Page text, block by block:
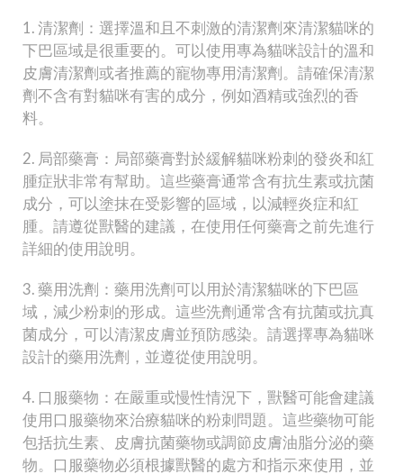
1. 清潔劑：選擇溫和且不刺激的清潔劑來清潔貓咪的
下巴區域是很重要的。可以使用專為貓咪設計的溫和
皮膚清潔劑或者推薦的寵物專用清潔劑。請確保清潔
劑不含有對貓咪有害的成分，例如酒精或強烈的香
料。
2. 局部藥膏：局部藥膏對於緩解貓咪粉刺的發炎和紅
腫症狀非常有幫助。這些藥膏通常含有抗生素或抗菌
成分，可以塗抹在受影響的區域，以減輕炎症和紅
腫。請遵從獸醫的建議，在使用任何藥膏之前先進行
詳細的使用說明。
3. 藥用洗劑：藥用洗劑可以用於清潔貓咪的下巴區
域，減少粉刺的形成。這些洗劑通常含有抗菌或抗真
菌成分，可以清潔皮膚並預防感染。請選擇專為貓咪
設計的藥用洗劑，並遵從使用說明。
4. 口服藥物：在嚴重或慢性情況下，獸醫可能會建議
使用口服藥物來治療貓咪的粉刺問題。這些藥物可能
包括抗生素、皮膚抗菌藥物或調節皮膚油脂分泌的藥
物。口服藥物必須根據獸醫的處方和指示來使用，並